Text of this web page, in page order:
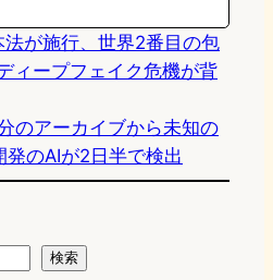
法が施行、世界2番目の包
ープフェイク危機が背
のアーカイブから未知の
のAIが2日半で検出
検索